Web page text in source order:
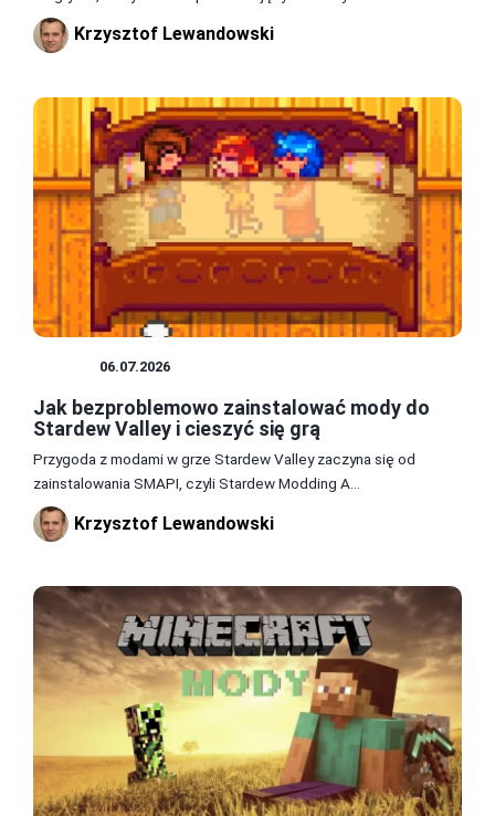
Krzysztof Lewandowski
06.07.2026
Jak bezproblemowo zainstalować mody do
Stardew Valley i cieszyć się grą
Przygoda z modami w grze Stardew Valley zaczyna się od
zainstalowania SMAPI, czyli Stardew Modding A...
Krzysztof Lewandowski